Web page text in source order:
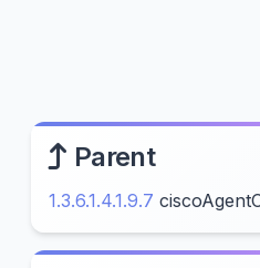
Parent
1.3.6.1.4.1.9.7